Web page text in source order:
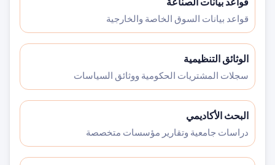
قواعد بيانات السوق الخاصة والخارجية
الوثائق التنظيمية
سجلات المشتريات الحكومية ووثائق السياسات
البحث الأكاديمي
دراسات جامعية وتقارير مؤسسات متخصصة